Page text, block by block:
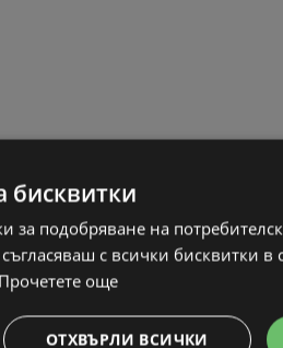
бисквитки
за подобряване на
с всички бисквитки в
Прочетете още
ОТХВЪРЛИ ВСИЧКИ